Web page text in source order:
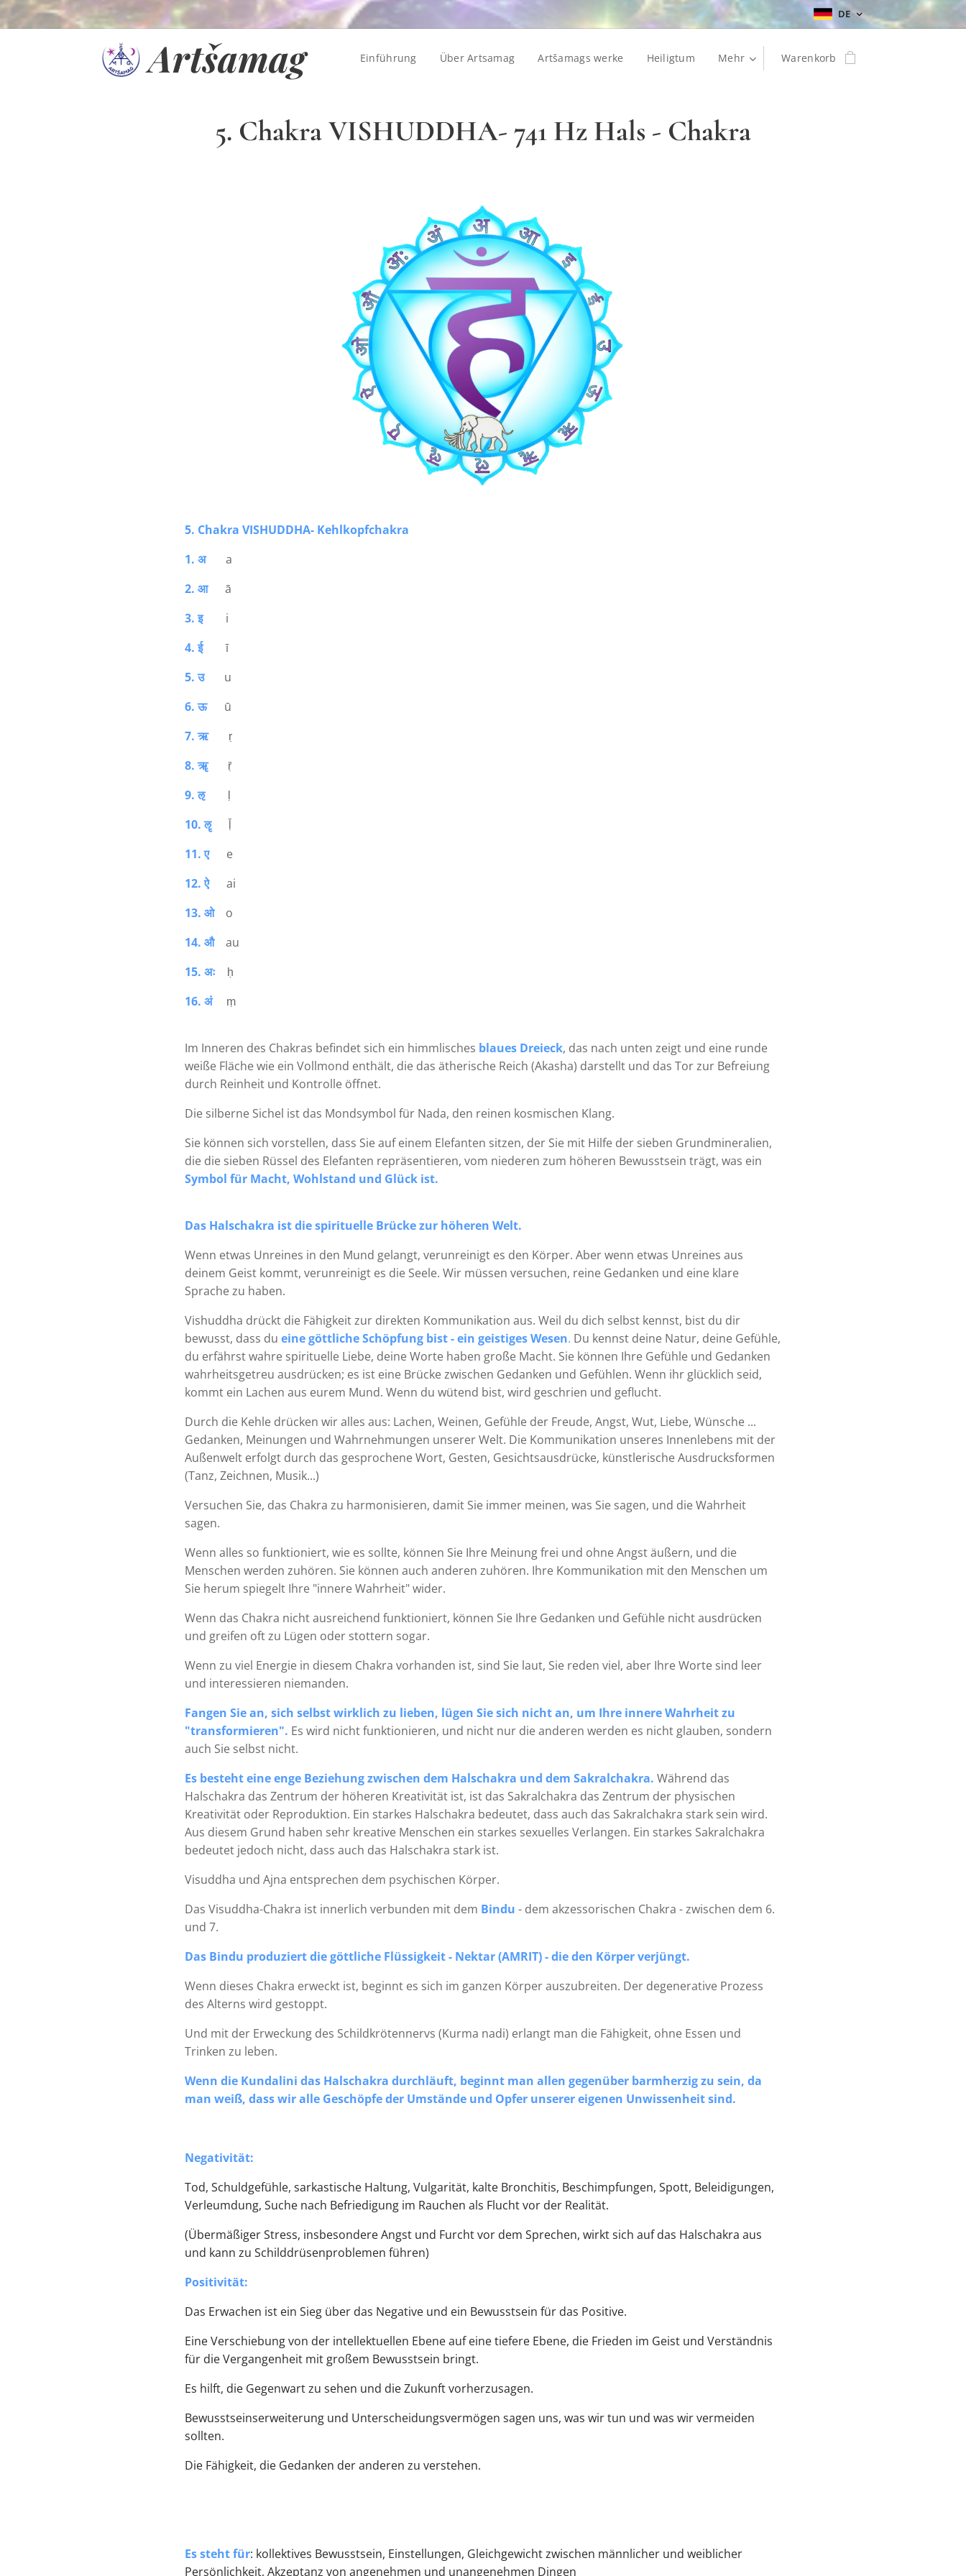
DE
Artšamag Einführung Über Artsamag Artšamags werke Heiligtum Mehr Warenkorb
5. Chakra VISHUDDHA- 741 Hz Hals - Chakra
5. Chakra VISHUDDHA- Kehlkopfchakra
1. अ
a
2. आ
ā
3. इ
i
4. ईī
5. उu
6. ऊ
ū
7. ऋ
ṛ
8. ॠ
ṝ
9. ऌḷ
10. ॡ
ḹ
11. ए
e
12. ऐ
ai
13. ओo
14. औau
15. अः ḥ
16. अं ṃ
Im Inneren des Chakras befindet sich ein himmlisches blaues Dreieck, das nach unten zeigt und eine runde
weiße Fläche wie ein Vollmond enthält, die das ätherische Reich (Akasha) darstellt und das Tor zur Befreiung
durch Reinheit und Kontrolle öffnet.
Die silberne Sichel ist das Mondsymbol für Nada, den reinen kosmischen Klang.
Sie können sich vorstellen, dass Sie auf einem Elefanten sitzen, der Sie mit Hilfe der sieben Grundmineralien,
die die sieben Rüssel des Elefanten repräsentieren, vom niederen zum höheren Bewusstsein trägt, was ein
Symbol für Macht, Wohlstand und Glück ist.
Das Halschakra ist die spirituelle Brücke zur höheren Welt.
Wenn etwas Unreines in den Mund gelangt, verunreinigt es den Körper. Aber wenn etwas Unreines aus
deinem Geist kommt, verunreinigt es die Seele. Wir müssen versuchen, reine Gedanken und eine klare
Sprache zu haben.
Vishuddha drückt die Fähigkeit zur direkten Kommunikation aus. Weil du dich selbst kennst, bist du dir
bewusst, dass du eine göttliche Schöpfung bist - ein geistiges Wesen. Du kennst deine Natur, deine Gefühle,
du erfährst wahre spirituelle Liebe, deine Worte haben große Macht. Sie können Ihre Gefühle und Gedanken
wahrheitsgetreu ausdrücken; es ist eine Brücke zwischen Gedanken und Gefühlen. Wenn ihr glücklich seid,
kommt ein Lachen aus eurem Mund. Wenn du wütend bist, wird geschrien und geflucht.
Durch die Kehle drücken wir alles aus: Lachen, Weinen, Gefühle der Freude, Angst, Wut, Liebe, Wünsche ...
Gedanken, Meinungen und Wahrnehmungen unserer Welt. Die Kommunikation unseres Innenlebens mit der
Außenwelt erfolgt durch das gesprochene Wort, Gesten, Gesichtsausdrücke, künstlerische Ausdrucksformen
(Tanz, Zeichnen, Musik...)
Versuchen Sie, das Chakra zu harmonisieren, damit Sie immer meinen, was Sie sagen, und die Wahrheit
sagen.
Wenn alles so funktioniert, wie es sollte, können Sie Ihre Meinung frei und ohne Angst äußern, und die
Menschen werden zuhören. Sie können auch anderen zuhören. Ihre Kommunikation mit den Menschen um
Sie herum spiegelt Ihre "innere Wahrheit" wider.
Wenn das Chakra nicht ausreichend funktioniert, können Sie Ihre Gedanken und Gefühle nicht ausdrücken
und greifen oft zu Lügen oder stottern sogar.
Wenn zu viel Energie in diesem Chakra vorhanden ist, sind Sie laut, Sie reden viel, aber Ihre Worte sind leer
und interessieren niemanden.
Fangen Sie an, sich selbst wirklich zu lieben, lügen Sie sich nicht an, um Ihre innere Wahrheit zu
"transformieren". Es wird nicht funktionieren, und nicht nur die anderen werden es nicht glauben, sondern
auch Sie selbst nicht.
Es besteht eine enge Beziehung zwischen dem Halschakra und dem Sakralchakra. Während das
Halschakra das Zentrum der höheren Kreativität ist, ist das Sakralchakra das Zentrum der physischen
Kreativität oder Reproduktion. Ein starkes Halschakra bedeutet, dass auch das Sakralchakra stark sein wird.
Aus diesem Grund haben sehr kreative Menschen ein starkes sexuelles Verlangen. Ein starkes Sakralchakra
bedeutet jedoch nicht, dass auch das Halschakra stark ist.
Visuddha und Ajna entsprechen dem psychischen Körper.
Das Visuddha-Chakra ist innerlich verbunden mit dem Bindu - dem akzessorischen Chakra - zwischen dem 6.
und 7.
Das Bindu produziert die göttliche Flüssigkeit - Nektar (AMRIT)- die den Körper verjüngt.
Wenn dieses Chakra erweckt ist, beginnt es sich im ganzen Körper auszubreiten. Der degenerative Prozess
des Alterns wird gestoppt.
Und mit der Erweckung des Schildkrötennervs (Kurma nadi) erlangt man die Fähigkeit, ohne Essen und
Trinken zu leben.
Wenn die Kundalini das Halschakra durchläuft, beginnt man allen gegenüber barmherzig zu sein, da
man weiß, dass wir alle Geschöpfe der Umstände und Opfer unserer eigenen Unwissenheit sind.
Negativität:
Tod, Schuldgefühle, sarkastische Haltung, Vulgarität, kalte Bronchitis, Beschimpfungen, Spott, Beleidigungen,
Verleumdung, Suche nach Befriedigung im Rauchen als Flucht vor der Realität.
(Übermäßiger Stress, insbesondere Angst und Furcht vor dem Sprechen, wirkt sich auf das Halschakra aus
und kann zu Schilddrüsenproblemen führen)
Positivität:
Das Erwachen ist ein Sieg über das Negative und ein Bewusstsein für das Positive.
Eine Verschiebung von der intellektuellen Ebene auf eine tiefere Ebene, die Frieden im Geist und Verständnis
für die Vergangenheit mit großem Bewusstsein bringt.
Es hilft, die Gegenwart zu sehen und die Zukunft vorherzusagen.
Bewusstseinserweiterung und Unterscheidungsvermögen sagen uns, was wir tun und was wir vermeiden
sollten.
Die Fähigkeit, die Gedanken der anderen zu verstehen.
Es steht für: kollektives Bewusstsein, Einstellungen, Gleichgewicht zwischen männlicher und weiblicher
Persönlichkeit, Akzeptanz von angenehmen und unangenehmen Dingen